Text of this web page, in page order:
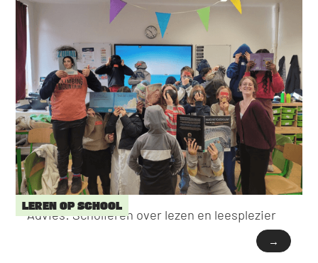
LEREN OP SCHOOL
Advies: Scholieren over lezen en leesplezier
→